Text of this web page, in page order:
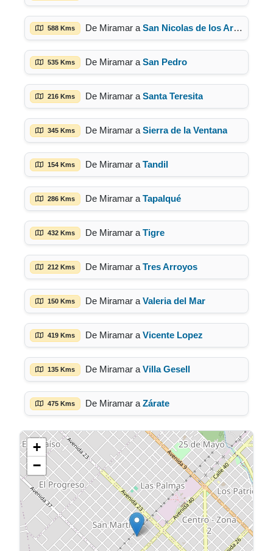
588 Kms De Miramar a San Nicolas de los Arroyos
535 Kms De Miramar a San Pedro
216 Kms De Miramar a Santa Teresita
345 Kms De Miramar a Sierra de la Ventana
154 Kms De Miramar a Tandil
286 Kms De Miramar a Tapalqué
432 Kms De Miramar a Tigre
212 Kms De Miramar a Tres Arroyos
150 Kms De Miramar a Valeria del Mar
419 Kms De Miramar a Vicente Lopez
135 Kms De Miramar a Villa Gesell
475 Kms De Miramar a Zárate
+
−